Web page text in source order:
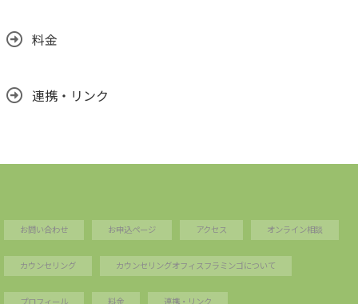
料金
連携・リンク
お問い合わせ お申込ページ アクセス オンライン相談
カウンセリング カウンセリングオフィスフラミンゴについて
プロフィール 料金 連携・リンク